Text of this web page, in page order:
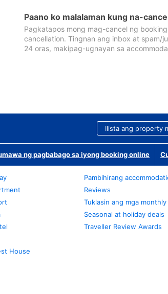
Paano ko malalaman kung na-
Pagkatapos mong mag-cancel ng
cancellation. Tingnan ang inbox at spam/
24 oras, makipag-ugnayan sa
Ilista ang property
ng pagbabago sa iyong booking online
House
Pambihirang
Reviews
Tuklasin ang mga
Seasonal at holiday deals
Traveller Review Awards